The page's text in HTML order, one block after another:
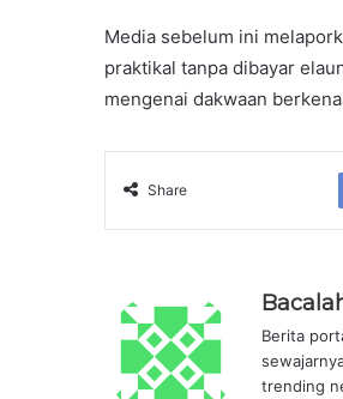
Media sebelum ini
praktikal tanpa dibayar
mengenai dakwaan
Share
Berita
trending